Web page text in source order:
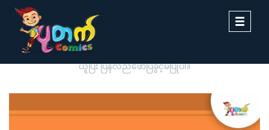
Toggle
ပုတက်ကာတွန်းမှ မူပိုင်စီစဉ်တင်ဆက်ထားခြင်းဖြစ်ပါသည်။ တစ်ဆင့်ကူး
ယူပြီး ပြန်လည်ဖော်ပြခွင့်မပြုပါ။